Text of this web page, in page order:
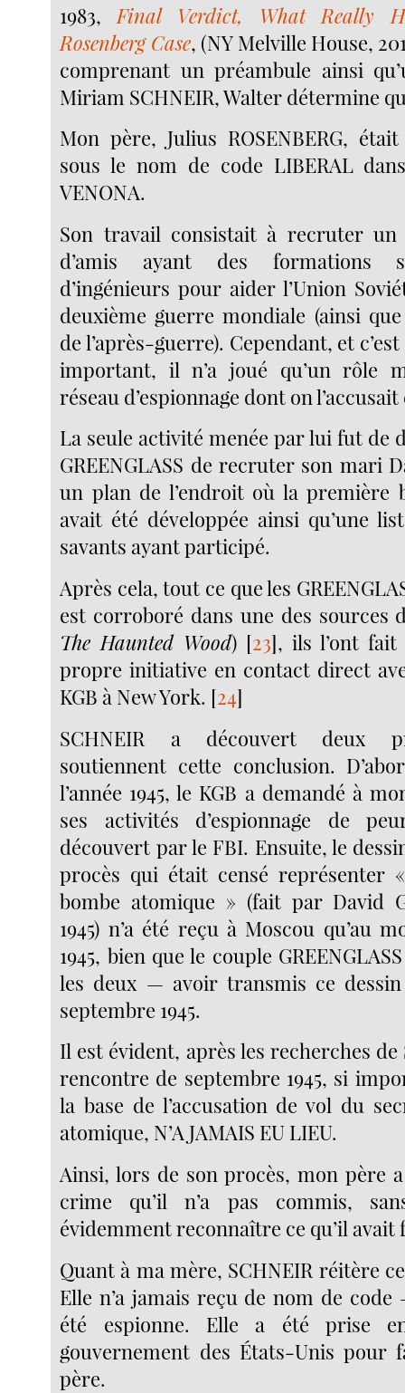
1983, Final Verdict, What Really
Rosenberg Case, (NY Melville House,
comprenant un préambule ainsi
Miriam SCHNEIR, Walter détermine
Mon père, Julius ROSENBERG,
sous le nom de code LIBERAL
VENONA.
Son travail consistait à recruter
d’amis ayant des formations
d’ingénieurs pour aider l’Union
deuxième guerre mondiale (ainsi
de l’après-guerre). Cependant, et
important, il n’a joué qu’un rôle
réseau d’espionnage dont on
La seule activité menée par lui fut de
GREENGLASS de recruter son mari
un plan de l’endroit où la première
avait été développée ainsi qu’une
savants ayant participé.
Après cela, tout ce que les
est corroboré dans une des sources
The Haunted Wood) [23], ils l’ont
propre initiative en contact direct
KGB à New York. [24]
SCHNEIR a découvert deux
soutiennent cette conclusion.
l’année 1945, le KGB a demandé à
ses activités d’espionnage de
découvert par le FBI. Ensuite, le
procès qui était censé représenter
bombe atomique » (fait par David
1945) n’a été reçu à Moscou qu’au
1945, bien que le couple
les deux — avoir transmis ce
septembre 1945.
Il est évident, après les recherches de
rencontre de septembre 1945, si
la base de l’accusation de vol du
atomique, N’A JAMAIS EU LIEU.
Ainsi, lors de son procès, mon père a
crime qu’il n’a pas commis,
évidemment reconnaître ce qu’il avait
Quant à ma mère, SCHNEIR réitère
Elle n’a jamais reçu de nom de code
été espionne. Elle a été prise
gouvernement des États-Unis pour
père.